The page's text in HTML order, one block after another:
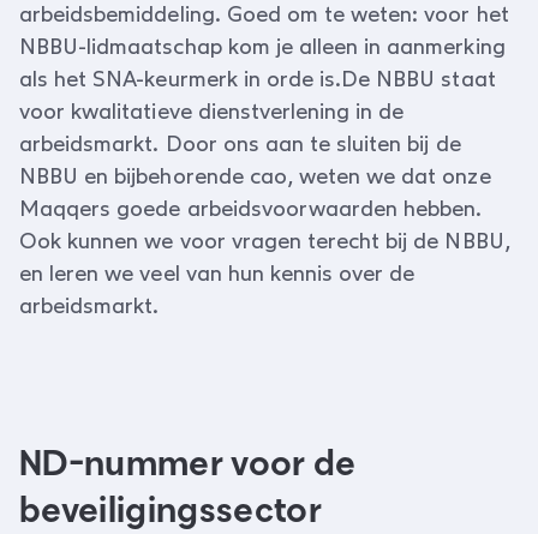
arbeidsbemiddeling. Goed om te weten: voor het
NBBU-lidmaatschap kom je alleen in aanmerking
als het SNA-keurmerk in orde is.De NBBU staat
voor kwalitatieve dienstverlening in de
arbeidsmarkt. Door ons aan te sluiten bij de
NBBU en bijbehorende cao, weten we dat onze
Maqqers goede arbeidsvoorwaarden hebben.
Ook kunnen we voor vragen terecht bij de NBBU,
en leren we veel van hun kennis over de
arbeidsmarkt.
ND-nummer voor de
beveiligingssector